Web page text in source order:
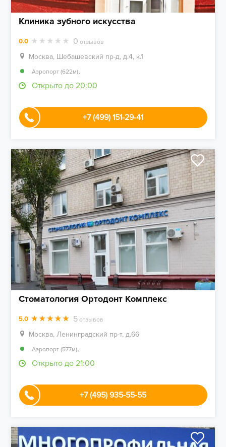
Клиника зубного искусства
0.0 0 отзывов
Москва, Шебашевский пр-д, д.4, к.1
Аэропорт (622м),
Открыто до 20:00
+7 (499) 151-29-41
Стоматология Ортодонт Комплекс
5.0 5 отзывов
Москва, Ленинградский пр-т, д.66
Аэропорт (577м),
Открыто до 21:00
+7 (495) 935-55-55